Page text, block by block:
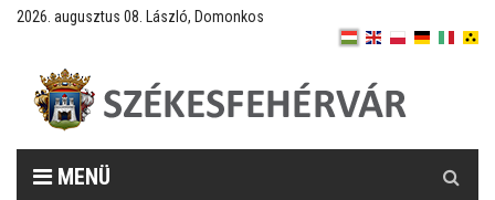
2026. augusztus 08. László, Domonkos
MENÜ